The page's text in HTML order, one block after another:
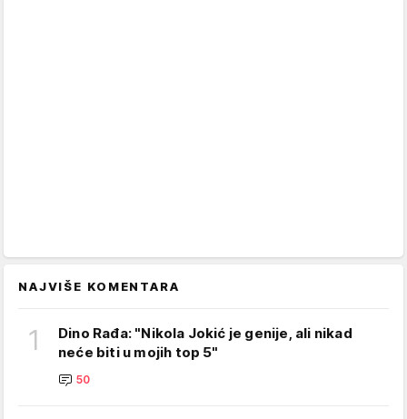
NAJVIŠE KOMENTARA
1
Dino Rađa: "Nikola Jokić je genije, ali nikad
neće biti u mojih top 5"
50